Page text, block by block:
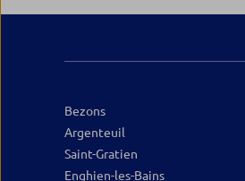
Banque
95000 CERGY
Bezons
Argenteuil
Saint-Gratien
Enghien-les-Bains